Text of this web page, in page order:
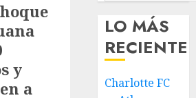
y
a
LO MÁS
RECIENTE
Charlotte FC